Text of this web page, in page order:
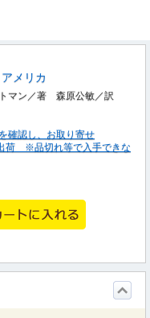
メリカ
マン／著 森原公敏／訳
確認し、お取り寄せ
荷 ※品切れ等で入手できな